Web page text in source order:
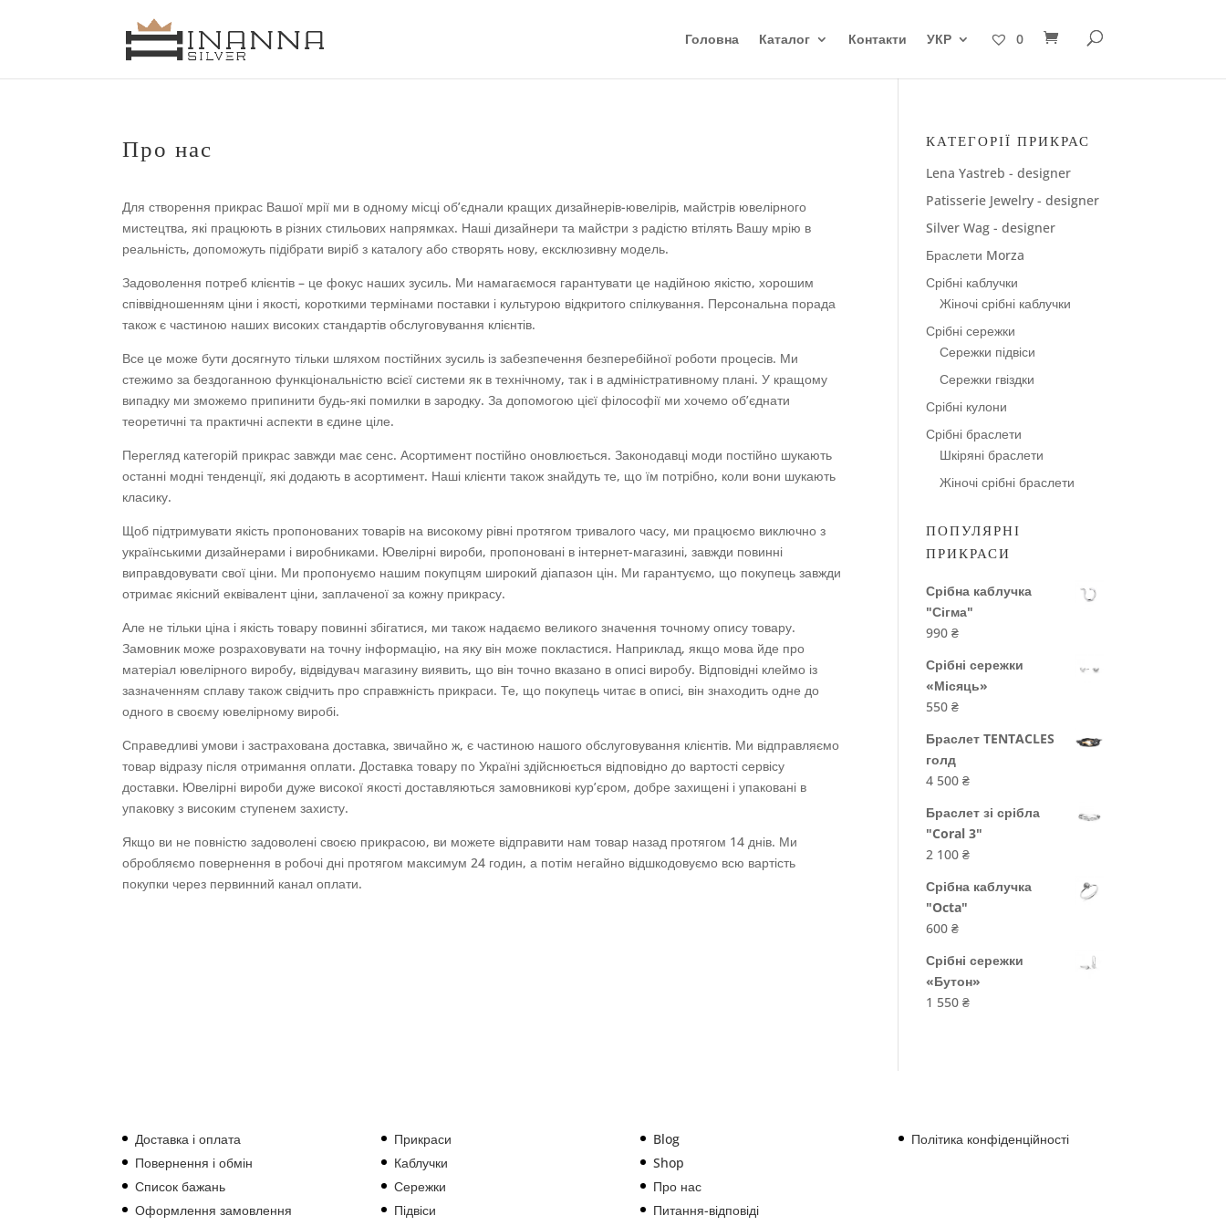
Головна Каталог Контакти УКР 0
Про нас
Для створення прикрас Вашої мрії ми в одному місці об’єднали кращих дизайнерів-ювелірів, майстрів ювелірного
мистецтва, які працюють в різних стильових напрямках. Наші дизайнери та майстри з радістю втілять Вашу мрію в
реальність, допоможуть підібрати виріб з каталогу або створять нову, ексклюзивну модель.
Задоволення потреб клієнтів – це фокус наших зусиль. Ми намагаємося гарантувати це надійною якістю, хорошим
співвідношенням ціни і якості, короткими термінами поставки і культурою відкритого спілкування. Персональна порада
також є частиною наших високих стандартів обслуговування клієнтів.
Все це може бути досягнуто тільки шляхом постійних зусиль із забезпечення безперебійної роботи процесів. Ми
стежимо за бездоганною функціональністю всієї системи як в технічному, так і в адміністративному плані. У кращому
випадку ми зможемо припинити будь-які помилки в зародку. За допомогою цієї філософії ми хочемо об’єднати
теоретичні та практичні аспекти в єдине ціле.
Перегляд категорій прикрас завжди має сенс. Асортимент постійно оновлюється. Законодавці моди постійно шукають
останні модні тенденції, які додають в асортимент. Наші клієнти також знайдуть те, що їм потрібно, коли вони шукають
класику.
Щоб підтримувати якість пропонованих товарів на високому рівні протягом тривалого часу, ми працюємо виключно з
українськими дизайнерами і виробниками. Ювелірні вироби, пропоновані в інтернет-магазині, завжди повинні
виправдовувати свої ціни. Ми пропонуємо нашим покупцям широкий діапазон цін. Ми гарантуємо, що покупець завжди
отримає якісний еквівалент ціни, заплаченої за кожну прикрасу.
Але не тільки ціна і якість товару повинні збігатися, ми також надаємо великого значення точному опису товару.
Замовник може розраховувати на точну інформацію, на яку він може покластися. Наприклад, якщо мова йде про
матеріал ювелірного виробу, відвідувач магазину виявить, що він точно вказано в описі виробу. Відповідні клеймо із
зазначенням сплаву також свідчить про справжність прикраси. Те, що покупець читає в описі, він знаходить одне до
одного в своєму ювелірному виробі.
Справедливі умови і застрахована доставка, звичайно ж, є частиною нашого обслуговування клієнтів. Ми відправляємо
товар відразу після отримання оплати. Доставка товару по Україні здійснюється відповідно до вартості сервісу
доставки. Ювелірні вироби дуже високої якості доставляються замовникові кур’єром, добре захищені і упаковані в
упаковку з високим ступенем захисту.
Якщо ви не повністю задоволені своєю прикрасою, ви можете відправити нам товар назад протягом 14 днів. Ми
обробляємо повернення в робочі дні протягом максимум 24 годин, а потім негайно відшкодовуємо всю вартість
покупки через первинний канал оплати.
КАТЕГОРІЇ ПРИКРАС
Lena Yastreb - designer
Patisserie Jewelry - designer
Silver Wag - designer
Браслети Morza
Срібні каблучки
Жіночі срібні каблучки
Срібні сережки
Сережки підвіси
Сережки гвіздки
Срібні кулони
Срібні браслети
Шкіряні браслети
Жіночі срібні браслети
ПОПУЛЯРНІ
ПРИКРАСИ
Срібна каблучка
"Сігма"
990₴
Срібні сережки
«Місяць»
550₴
Браслет TENTACLES
голд
4 500₴
Браслет зі срібла
"Coral 3"
2 100₴
Срібна каблучка
"Octa"
600₴
Срібні сережки
«Бутон»
1 550₴
Доставка і оплата
Повернення і обмін
Список бажань
Оформлення замовлення
Прикраси
Каблучки
Сережки
Підвіси
Blog
Shop
Про нас
Питання-відповіді
Політика конфіденційності